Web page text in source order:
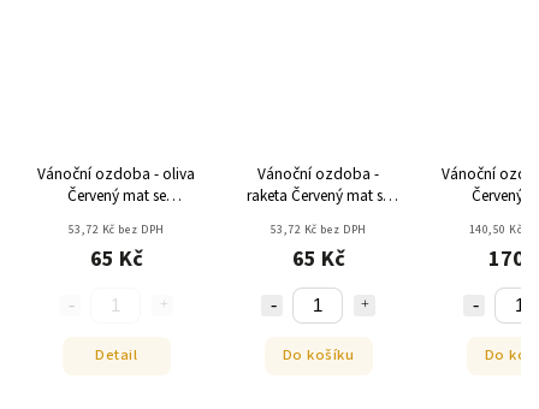
Vánoční ozdoba - oliva
Červený mat se
53,72 Kč bez DPH
65 Kč
Detail
Vánoční ozdoba -
raketa Červený mat se
53,72 Kč bez DPH
65 Kč
Do košíku
Vánoční
Červený
140,50 Kč
170
Do